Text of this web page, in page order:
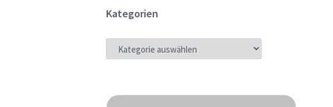
Kategorien
KATEGORIEN